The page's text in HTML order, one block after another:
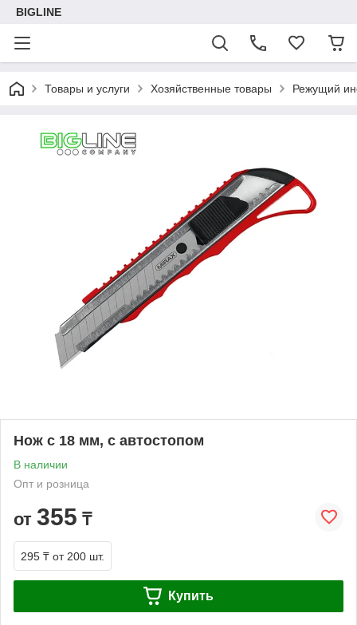
BIGLINE
Товары и услуги Хозяйственные товары Режущий
Нож c 18 мм, с автостопом
В наличии
Опт и розница
от 355 ₸
295 ₸ от 200 шт.
Купить